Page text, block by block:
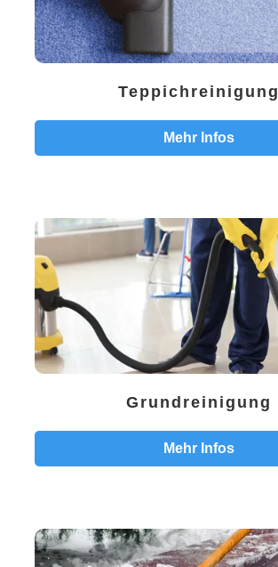
Teppichreinigung
Mehr Infos
Grundreinigung
Mehr Infos